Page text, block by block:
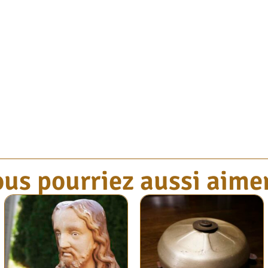
pourriez aussi